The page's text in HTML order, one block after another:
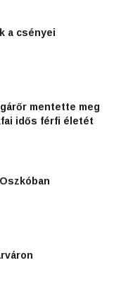
a csényei
mentette meg
idős férfi életét